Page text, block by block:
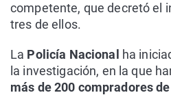
competente, que decretó el
tres de ellos.
La Policía Nacional
ha
la investigación, en la que
más de 200 compradores